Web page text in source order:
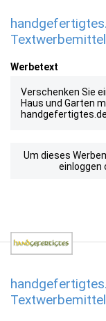
Werbetext
Verschenken Sie
Haus und Garten
Um dieses
einloggen